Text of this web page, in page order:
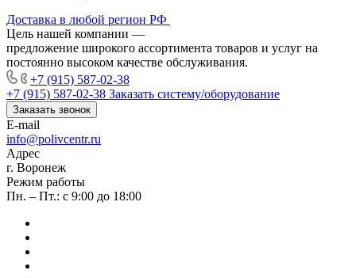
Доставка в любой регион РФ
Цель нашей компании —
предложение широкого ассортимента товаров и услуг на
постоянно высоком качестве обслуживания.
+7 (915) 587-02-38
+7 (915) 587-02-38 Заказать систему/оборудование
Заказать звонок
E-mail
info@polivcentr.ru
Адрес
г. Воронеж
Режим работы
Пн. – Пт.: с 9:00 до 18:00